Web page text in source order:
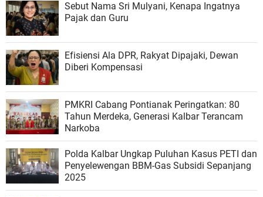
Sebut Nama Sri Mulyani, Kenapa Ingatnya
Pajak dan Guru
Efisiensi Ala DPR, Rakyat Dipajaki, Dewan
Diberi Kompensasi
PMKRI Cabang Pontianak Peringatkan: 80
Tahun Merdeka, Generasi Kalbar Terancam
Narkoba
Polda Kalbar Ungkap Puluhan Kasus PETI dan
Penyelewengan BBM-Gas Subsidi Sepanjang
2025